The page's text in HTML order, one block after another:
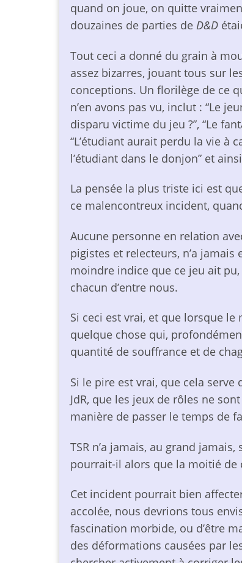
quand on joue, on quitte
douzaines de parties de D&D
Tout ceci a donné du grain à
assez bizarres, jouant tous sur
conceptions. Un florilège de ce
n’en avons pas vu, inclut : “Le
disparu victime du jeu ?”, “Le
“L’étudiant aurait perdu la vie à
l’étudiant dans le donjon” et
La pensée la plus triste ici est
ce malencontreux incident,
Aucune personne en relation
pigistes et relecteurs, n’a
moindre indice que ce jeu ait pu,
chacun d’entre nous.
Si ceci est vrai, et que lorsque
quelque chose qui,
quantité de souffrance et de
Si le pire est vrai, que cela
JdR, que les jeux de rôles ne
manière de passer le temps de
TSR n’a jamais, au grand jamais,
pourrait-il alors que la moitié de
Cet incident pourrait bien
accolée, nous devrions tous
fascination morbide, ou d’être
des déformations causées par